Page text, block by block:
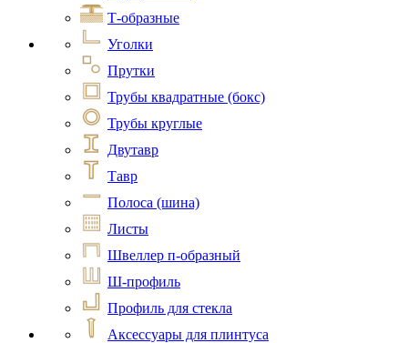
Т-образные
Уголки
Прутки
Трубы квадратные (бокс)
Трубы круглые
Двутавр
Тавр
Полоса (шина)
Листы
Швеллер п-образный
Ш-профиль
Профиль для стекла
Аксессуары для плинтуса